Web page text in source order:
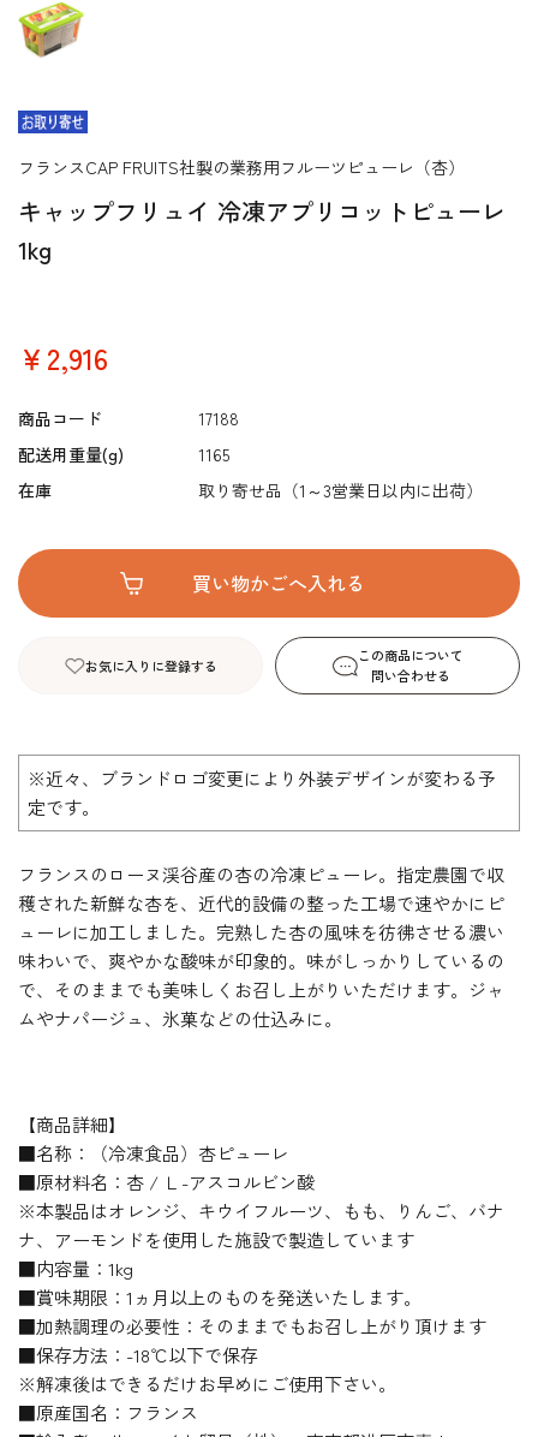
キャップフリュイ 冷凍アプリコットピューレ
1kg
フランスCAP FRUITS社製の業務用フルーツピューレ（杏）
￥2,916
商品コード
17188
配送用重量(g)
1165
在庫
取り寄せ品（1～3営業日以内に出荷）
お気に入りに登録する
この商品について
問い合わせる
※近々、ブランドロゴ変更により外装デザインが変わる予
定です。
フランスのローヌ渓谷産の杏の冷凍ピューレ。指定農園で収
穫された新鮮な杏を、近代的設備の整った工場で速やかにピ
ューレに加工しました。完熟した杏の風味を彷彿させる濃い
味わいで、爽やかな酸味が印象的。味がしっかりしているの
で、そのままでも美味しくお召し上がりいただけます。ジャ
ムやナパージュ、氷菓などの仕込みに。
【商品詳細】
■名称：（冷凍食品）杏ピューレ
■原材料名：杏 / Ｌ-アスコルビン酸
※本製品はオレンジ、キウイフルーツ、もも、りんご、バナ
ナ、アーモンドを使用した施設で製造しています
■内容量：1kg
■賞味期限：1ヵ月以上のものを発送いたします。
■加熱調理の必要性：そのままでもお召し上がり頂けます
■保存方法：-18℃以下で保存
※解凍後はできるだけお早めにご使用下さい。
■原産国名：フランス